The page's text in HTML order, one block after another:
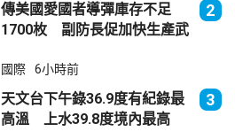
傳美國愛國者導彈庫存不足
1700枚 副防長促加快生產武
2
國際 6小時前
天文台下午錄36.9度有紀錄最
高溫 上水39.8度境內最高
3